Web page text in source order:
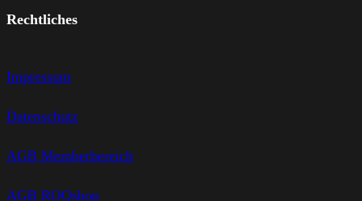
Rechtliches
Impressum
Datenschutz
AGB Memberbereich
AGB ROQshop